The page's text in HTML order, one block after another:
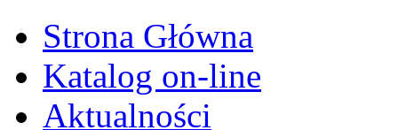
Strona Główna
Katalog on-line
Aktualności